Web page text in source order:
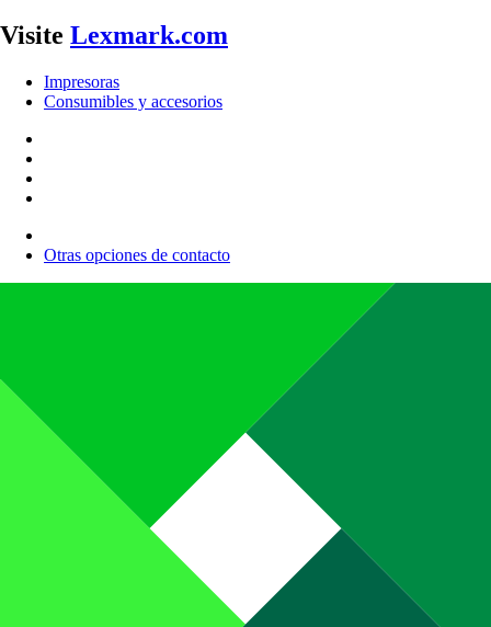
Visite Lexmark.com
Impresoras
Consumibles y accesorios
Otras opciones de contacto